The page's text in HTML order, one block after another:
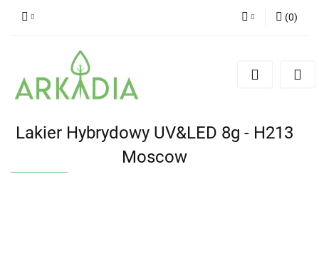
(0)
Lakier Hybrydowy UV&LED 8g - H213
Moscow